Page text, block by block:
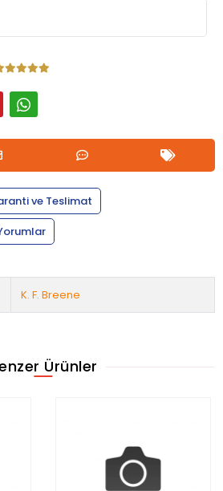
ve Teslimat
K. F. Breene
Ürünler